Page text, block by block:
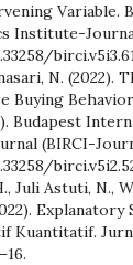
Variable.
Institute-
N. (2022).
Buying
Budapest
(BIRCI-
Juli Astuti, N.,
Explanatory
Kuantitatif.